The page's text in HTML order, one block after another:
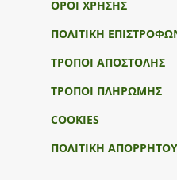
ΟΡΟΙ ΧΡΗΣΗΣ
ΠΟΛΙΤΙΚΗ
ΤΡΟΠΟΙ ΑΠΟΣΤΟΛΗΣ
ΤΡΟΠΟΙ ΠΛΗΡΩΜΗΣ
COOKIES
ΠΟΛΙΤΙΚΗ ΑΠΟΡΡΗΤΟΥ